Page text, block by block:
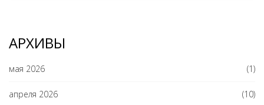
АРХИВЫ
мая 2026 (1)
апреля 2026 (10)